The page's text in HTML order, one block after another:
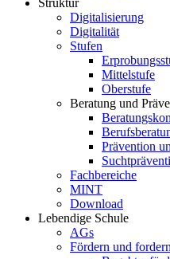
Struktur
Digitalisierung
Digitalität
Stufen
Mittelstufe
Oberstufe
Beratung und
Prävention
Fachbereiche
MINT
Download
Lebendige Schule
AGs
Fördern und fordern